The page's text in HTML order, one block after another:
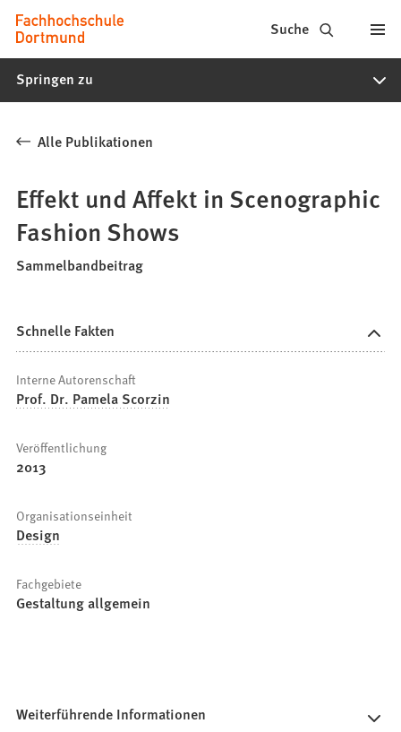
Inhalt anspringen
Fachhochschule
Dortmund
-
Studiengänge,
Bewerbung
Suche
Springen zu
Alle Publikationen
Effekt und Affekt in Scenographic
Fashion Shows
Sammelbandbeitrag
Schnelle Fakten
Interne Autorenschaft
Prof. Dr. Pamela Scorzin
Veröffentlichung
2013
Organisationseinheit
Design
Fachgebiete
Gestaltung allgemein
Weiterführende Informationen